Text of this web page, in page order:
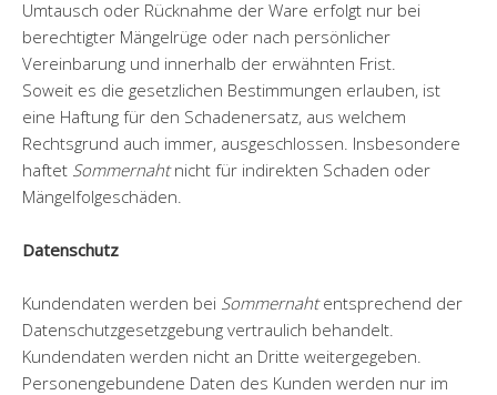
Umtausch oder Rücknahme der Ware erfolgt nur bei
berechtigter Mängelrüge oder nach persönlicher
Vereinbarung und innerhalb der erwähnten Frist.
Soweit es die gesetzlichen Bestimmungen erlauben, ist
eine Haftung für den Schadenersatz, aus welchem
Rechtsgrund auch immer, ausgeschlossen. Insbesondere
haftet Sommernahtnicht für indirekten Schaden oder
Mängelfolgeschäden.
Datenschutz
Kundendaten werden bei Sommernahtentsprechend der
Datenschutzgesetzgebung vertraulich behandelt.
Kundendaten werden nicht an Dritte weitergegeben.
Personengebundene Daten des Kunden werden nur im